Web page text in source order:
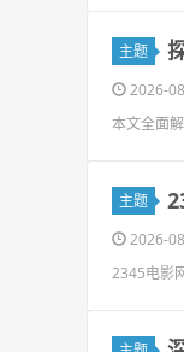
主题
2026-
本文全面
主题
2026-
2345电影